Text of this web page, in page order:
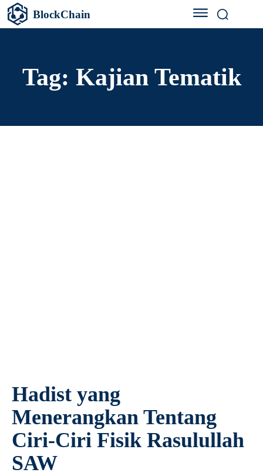
BlockChain
Tag: Kajian Tematik
Hadist yang
Menerangkan Tentang
Ciri-Ciri Fisik Rasulullah
SAW